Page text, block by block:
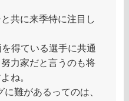
共に来季特に注目し
得ている選手に共通
力家だと言うのも将
ね。
難があるってのは、